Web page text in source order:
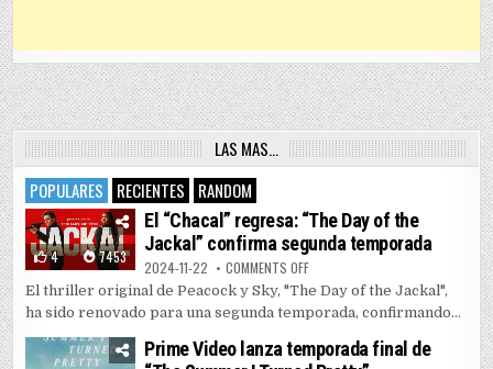
LAS MAS…
POPULARES
RECIENTES RANDOM
4 7453
El “Chacal” regresa: “The Day of the
Jackal” confirma segunda temporada
2024-11-22 COMMENTS OFFON EL “CHACAL” REGRESA: “THE
El thriller original de Peacock y Sky, "The Day of the Jackal",
ha sido renovado para una segunda temporada, confirmando...
Prime Video lanza temporada final de